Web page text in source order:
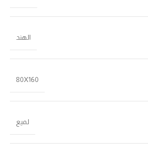
الهند
80X160
لميع